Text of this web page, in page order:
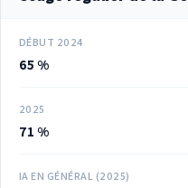
DÉBUT 2024
65 %
2025
71 %
IA EN GÉNÉRAL (2025)